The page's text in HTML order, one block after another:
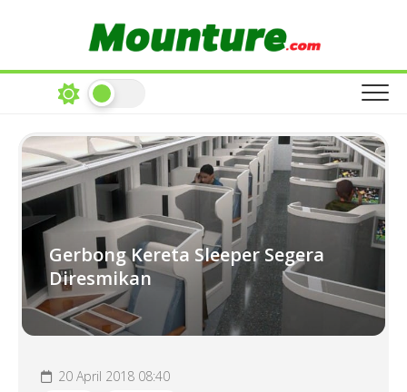
Gerbong Kereta Sleeper Segera
Diresmikan
20 April 2018 08:40